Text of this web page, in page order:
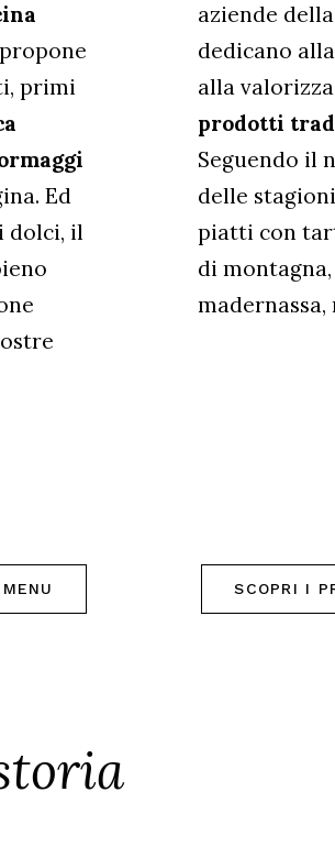
primi
Ed
dolci, il
aziende
dedicano
alla
prodotti
Seguendo il
delle
piatti con
di montagna,
SCOPRI I